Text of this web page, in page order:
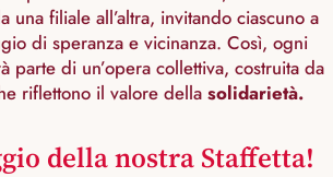
una filiale all’altra, invitando ciascuno a
di speranza e vicinanza. Così, ogni
parte di un’opera collettiva, costruita da
riflettono il valore della solidarietà.
della nostra Staffetta!